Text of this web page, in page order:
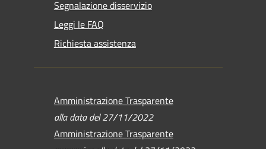
Segnalazione disservizio
Leggi le FAQ
Richiesta assistenza
Amministrazione Trasparente
alla data del 27/11/2022
Amministrazione Trasparente